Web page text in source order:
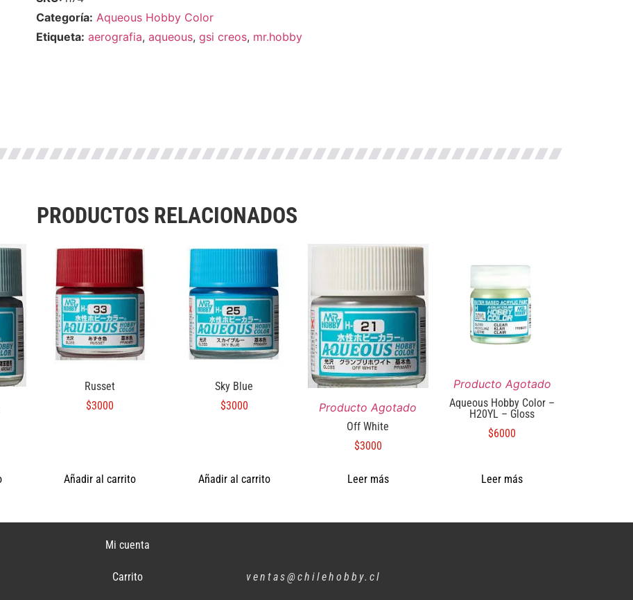
Categoría: Aqueous Hobby Color
Etiqueta: aerografia, aqueous, gsi creos, mr.hobby
PRODUCTOS RELACIONADOS
Russet
$3000
Añadir al carrito
Sky Blue
$3000
Añadir al carrito
Producto Agotado
Off White
$3000
Leer más
Producto Agotado
Aqueous Hobby Color –
H20YL – Gloss
$6000
Leer más
Mi cuenta
Carrito ventas@chilehobby.cl